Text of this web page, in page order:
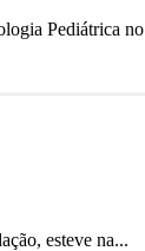
Pediátrica
esteve na...